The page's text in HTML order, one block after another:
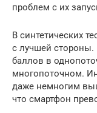
проблем с их
В синтетических
с лучшей стороны.
баллов в
многопоточном.
даже немногим
что смартфон